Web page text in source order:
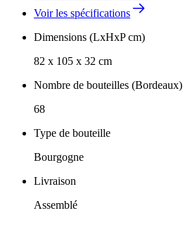
Voir les spécifications
Dimensions (LxHxP cm)
82 x 105 x 32 cm
Nombre de bouteilles (Bordeaux)
68
Type de bouteille
Bourgogne
Livraison
Assemblé